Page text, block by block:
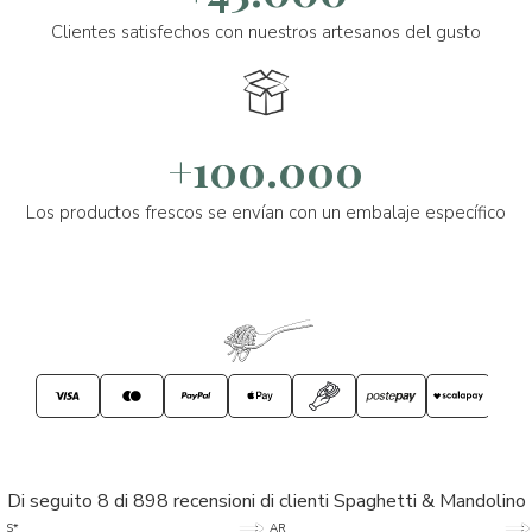
Clientes satisfechos con nuestros artesanos del gusto
+100.000
Los productos frescos se envían con un embalaje específico
Di seguito 8 di 898 recensioni di clienti Spaghetti & Mandolino
S* AR